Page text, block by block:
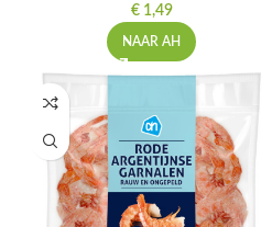
€1,49
NAAR AH